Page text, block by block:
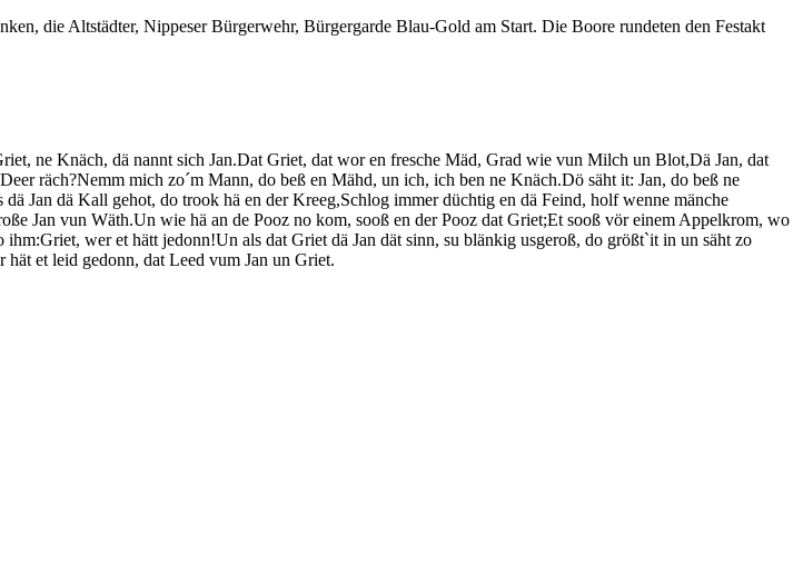
die Altstädter, Nippeser Bürgerwehr, Bürgergarde Blau-Gold am Start. Die Boore rundeten den Festakt
ne Knäch, dä nannt sich Jan.Dat Griet, dat wor en fresche Mäd, Grad wie vun Milch un Blot,Dä Jan, dat
räch?Nemm mich zo´m Mann, do beß en Mähd, un ich, ich ben ne Knäch.Dö säht it: Jan, do beß ne
Jan dä Kall gehot, do trook hä en der Kreeg,Schlog immer düchtig en dä Feind, holf wenne mänche
Jan vun Wäth.Un wie hä an de Pooz no kom, sooß en der Pooz dat Griet;Et sooß vör einem Appelkrom, wo
wer et hätt jedonn!Un als dat Griet dä Jan dät sinn, su blänkig usgeroß, do größt`it in un säht zo
et leid gedonn, dat Leed vum Jan un Griet.